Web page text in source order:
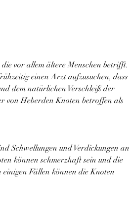
vor allem ältere Menschen betrifft.
einen Arzt aufzusuchen, dass
dem natürlichen Verschleiß der
von Heberden Knoten betroffen als
Schwellungen und Verdickungen an
können schmerzhaft sein und die
Fällen können die Knoten